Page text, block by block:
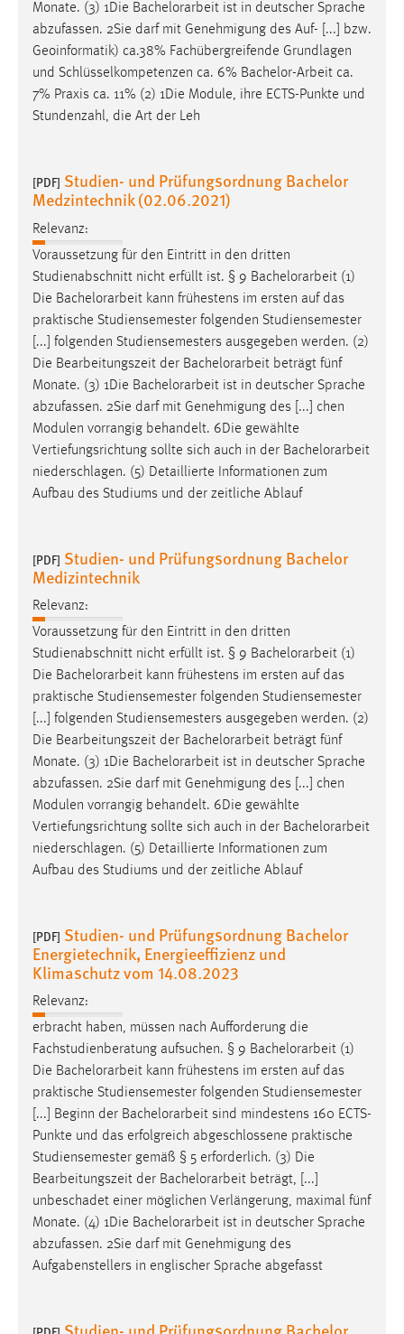
Monate. (3) 1Die Bachelorarbeit ist in deutscher Sprache
abzufassen. 2Sie darf mit Genehmigung des Auf- [...] bzw.
Geoinformatik) ca.38% Fachübergreifende Grundlagen
und Schlüsselkompetenzen ca. 6% Bachelor-Arbeit ca.
7% Praxis ca. 11% (2) 1Die Module, ihre ECTS-Punkte und
Stundenzahl, die Art der Leh
[PDF] Studien- und Prüfungsordnung Bachelor
Medzintechnik (02.06.2021)
Relevanz:
Voraussetzung für den Eintritt in den dritten
Studienabschnitt nicht erfüllt ist. § 9 Bachelorarbeit (1)
Die Bachelorarbeit kann frühestens im ersten auf das
praktische Studiensemester folgenden Studiensemester
[...] folgenden Studiensemesters ausgegeben werden. (2)
Die Bearbeitungszeit der Bachelorarbeit beträgt fünf
Monate. (3) 1Die Bachelorarbeit ist in deutscher Sprache
abzufassen. 2Sie darf mit Genehmigung des [...] chen
Modulen vorrangig behandelt. 6Die gewählte
Vertiefungsrichtung sollte sich auch in der Bachelorarbeit
niederschlagen. (5) Detaillierte Informationen zum
Aufbau des Studiums und der zeitliche Ablauf
[PDF] Studien- und Prüfungsordnung Bachelor
Medizintechnik
Relevanz:
Voraussetzung für den Eintritt in den dritten
Studienabschnitt nicht erfüllt ist. § 9 Bachelorarbeit (1)
Die Bachelorarbeit kann frühestens im ersten auf das
praktische Studiensemester folgenden Studiensemester
[...] folgenden Studiensemesters ausgegeben werden. (2)
Die Bearbeitungszeit der Bachelorarbeit beträgt fünf
Monate. (3) 1Die Bachelorarbeit ist in deutscher Sprache
abzufassen. 2Sie darf mit Genehmigung des [...] chen
Modulen vorrangig behandelt. 6Die gewählte
Vertiefungsrichtung sollte sich auch in der Bachelorarbeit
niederschlagen. (5) Detaillierte Informationen zum
Aufbau des Studiums und der zeitliche Ablauf
[PDF] Studien- und Prüfungsordnung Bachelor
Energietechnik, Energieeffizienz und
Klimaschutz vom 14.08.2023
Relevanz:
erbracht haben, müssen nach Aufforderung die
Fachstudienberatung aufsuchen. § 9 Bachelorarbeit (1)
Die Bachelorarbeit kann frühestens im ersten auf das
praktische Studiensemester folgenden Studiensemester
[...] Beginn der Bachelorarbeit sind mindestens 160 ECTS-
Punkte und das erfolgreich abgeschlossene praktische
Studiensemester gemäß § 5 erforderlich. (3) Die
Bearbeitungszeit der Bachelorarbeit beträgt, [...]
unbeschadet einer möglichen Verlängerung, maximal fünf
Monate. (4) 1Die Bachelorarbeit ist in deutscher Sprache
abzufassen. 2Sie darf mit Genehmigung des
Aufgabenstellers in englischer Sprache abgefasst
Login
Name:
fe_user, be_user, be_lastLoginProvider
einloggen zu können.
Cookie Laufzeit:
24 Stunden
STATISTIK
Statistik Cookies erfassen Informationen anonym.
Diese Informationen helfen uns zu verstehen, wie
unsere Besucher unsere Website nutzen.
Matomo
Name:
_pk_ref, _pk_cvar, _pk_id, _pk_ses
Cookie Laufzeit:
Max. 13 Monate
MARKETING
Marketing Cookies werden von Drittanbietern
verwendet, um personalisierte Werbung anzuzeigen.
Sie tun dies, indem sie Besucher über Websites
hinweg verfolgen.
Google Ads
Name:
_gcl_au
Anbieter:
Zweck:
Conversion-Tracking
Cookie Laufzeit:
3 Monate
Facebook Pixel
Name:
_fbp
Anbieter:
Facebook
Zweck:
Conversion-Tracking
Cookie Laufzeit:
3 Monate